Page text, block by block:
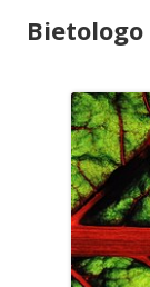
Bietologo